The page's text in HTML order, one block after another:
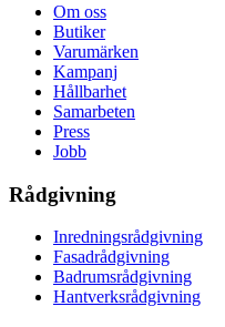
Om oss
Butiker
Varumärken
Kampanj
Hållbarhet
Samarbeten
Press
Jobb
Rådgivning
Inredningsrådgivning
Fasadrådgivning
Badrumsrådgivning
Hantverksrådgivning